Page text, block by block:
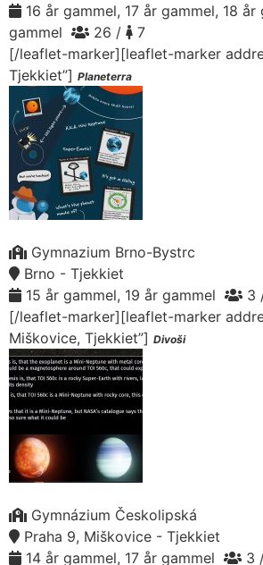
16 år gammel, 17 år gammel, 18 år
gammel
26 /
7
[/leaflet-marker][leaflet-marker
Tjekkiet”] Planeterra
Gymnazium Brno-Bystrc
Brno - Tjekkiet
15 år gammel, 19 år gammel
3
[/leaflet-marker][leaflet-marker
Miškovice, Tjekkiet”] Divoši
Gymnázium Českolipská
Praha 9, Miškovice - Tjekkiet
14 år gammel, 17 år gammel
3